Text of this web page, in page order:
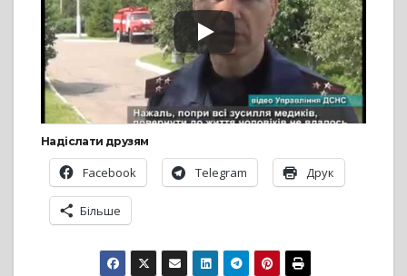
Надіслати друзям
Facebook Telegram Друк
Більше